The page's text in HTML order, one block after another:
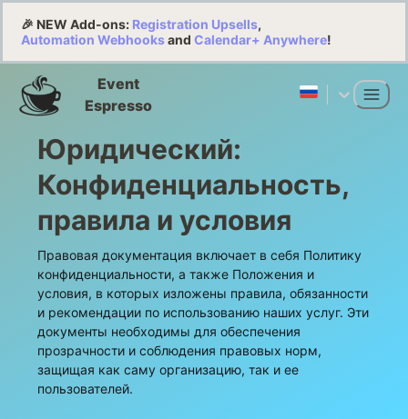
🎉 NEW Add-ons: Registration Upsells,
Automation Webhooksand Calendar+ Anywhere!
Event
Espresso
Юридический:
Конфиденциальность,
правила и условия
Правовая документация включает в себя Политику
конфиденциальности, а также Положения и
условия, в которых изложены правила, обязанности
и рекомендации по использованию наших услуг. Эти
документы необходимы для обеспечения
прозрачности и соблюдения правовых норм,
защищая как саму организацию, так и ее
пользователей.